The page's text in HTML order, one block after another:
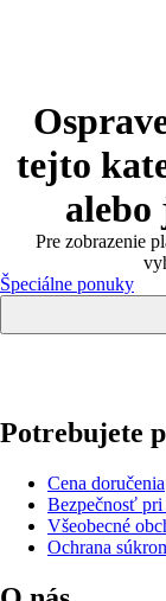
tejto
alebo
Pre zobrazenie
Špeciálne ponuky
Potrebujete
Cena doručenia
Bezpečnosť pri
Všeobecné
Ochrana